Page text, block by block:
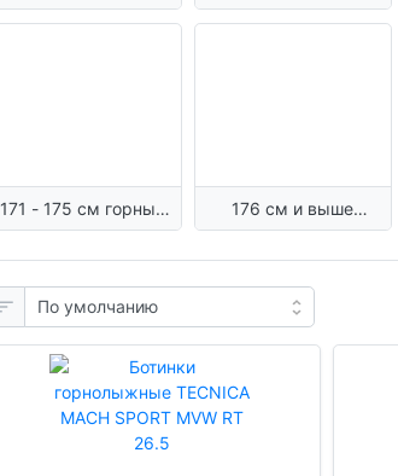
лыжи взрослые
171 - 175 см горные
лыжи взрослые
176 см и выше
горные лыжи
взрослые